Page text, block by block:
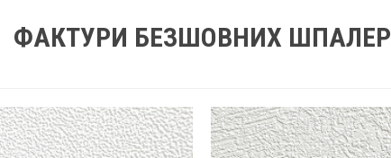
ФАКТУРИ БЕЗШОВНИХ ШПАЛЕР